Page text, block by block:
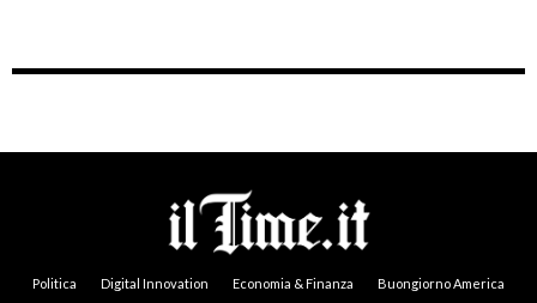
Politica Digital Innovation Economia & Finanza Buongiorno America